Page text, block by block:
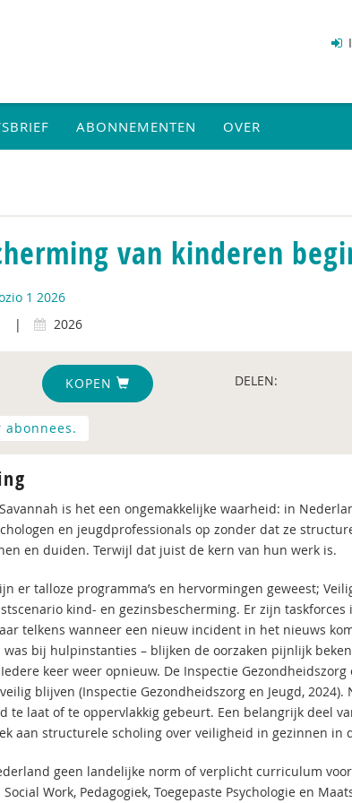
ABONNEMENTEN OVER
van kinderen
1 2026
| 2026
KOPEN DELEN:
abonnees.
is het een ongemakkelijke waarheid: in
en jeugdprofessionals op zonder dat ze
en duiden. Terwijl dat juist de kern van hun werk is.
er talloze programma’s en hervormingen geweest;
kind- en gezinsbescherming. Er zijn
telkens wanneer een nieuw incident in het nieuws
was bij hulpinstanties – blijken de oorzaken pijnlijk
keer weer opnieuw. De Inspectie
blijven (Inspectie Gezondheidszorg en Jeugd,
te laat of te oppervlakkig gebeurt. Een belangrijk deel
aan structurele scholing over veiligheid in gezinnen in
geen landelijke norm of verplicht curriculum
Work, Pedagogiek, Toegepaste Psychologie en